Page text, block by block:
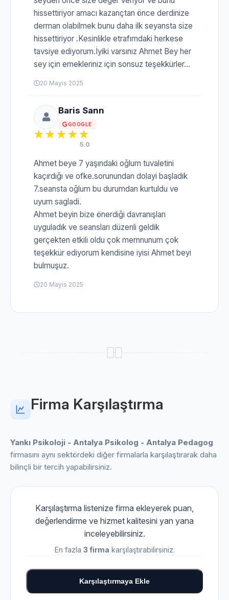
hissettiriyor amacı kazançtan önce derdinize
derman olabilmek bunu daha ilk seyansta size
hissettiriyor .Kesinlikle etrafımdaki herkese
tavsiye ediyorum.İyiki varsınız Ahmet Bey her
sey için emekleriniz için sonsuz teşekkürler...
20 Mayıs 2025
Baris Sann
GOOGLE
5.0
Ahmet beye 7 yaşındaki oğlum tuvaletini
kaçırdığı ve ofke.sorunundan dolayi başladık
7.seansta oğlum bu durumdan kurtuldu ve
uyum sagladi.
Ahmet beyin bize önerdiği davranışları
uyguladık ve seansları düzenli geldik
gerçekten etkili oldu çok memnunum çok
teşekkür ediyorum kendisine iyisi Ahmet beyi
bulmuşuz.
20 Mayıs 2025
Firma Karşılaştırma
Yankı Psikoloji - Antalya Psikolog - Antalya Pedagog
firmasını aynı sektördeki diğer firmalarla karşılaştırarak daha
bilinçli bir tercih yapabilirsiniz.
Karşılaştırma listenize firma ekleyerek puan,
değerlendirme ve hizmet kalitesini yan yana
inceleyebilirsiniz.
En fazla 3 firma karşılaştırabilirsiniz.
Karşılaştırmaya Ekle